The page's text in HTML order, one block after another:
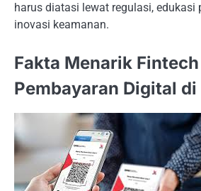
harus diatasi lewat regulasi, edukasi
inovasi keamanan.
Fakta Menarik
Pembayaran Digital